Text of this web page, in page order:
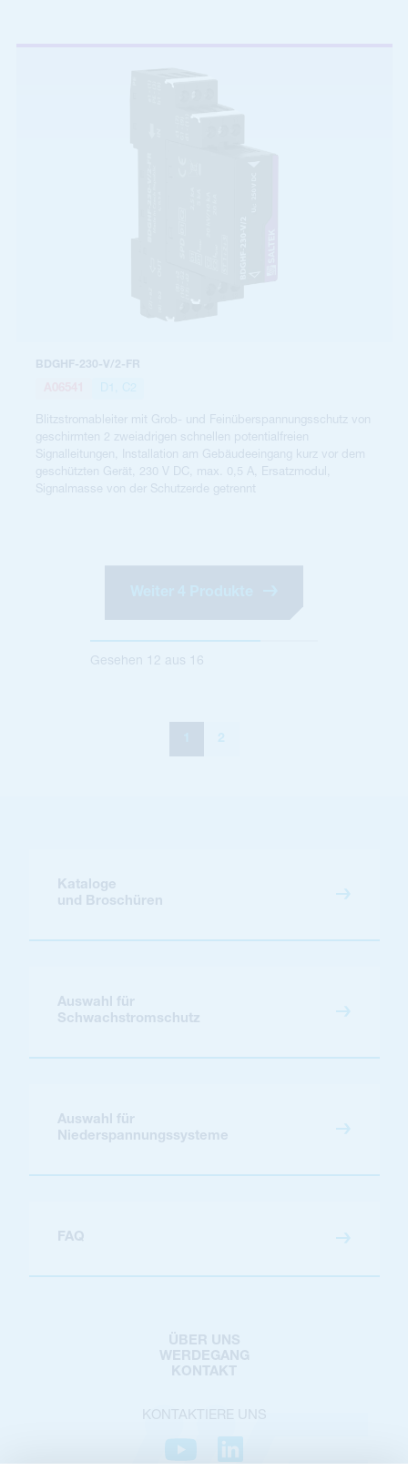
BDGHF-230-V/2-FR
Blitzstromableiter mit Grob- und Feinüberspannungsschutz von
geschirmten 2 zweiadrigen schnellen potentialfreien
Signalleitungen, Installation am Gebäudeeingang kurz vor dem
geschützten Gerät, 230 V DC, max. 0,5 A, Ersatzmodul,
Signalmasse von der Schutzerde getrennt
Gesehen 12 aus 16
2
Kataloge
und Broschüren
Auswahl für
Schwachstromschutz
Auswahl für
Niederspannungssysteme
FAQ
ÜBER UNS
WERDEGANG
KONTAKT
KONTAKTIERE UNS